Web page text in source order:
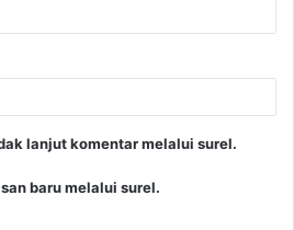
lanjut komentar melalui surel.
baru melalui surel.